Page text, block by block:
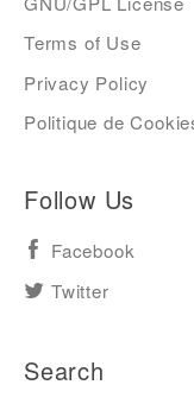
Terms of Use
Privacy Policy
Politique de
Follow Us
Facebook
Twitter
Search